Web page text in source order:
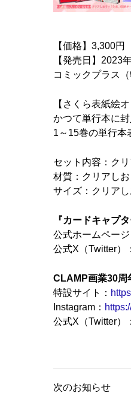
【価格】3,300円
【発売日】2023
コミックプラス（
【さくら表紙絵
かつて単行本に
1～15巻の単行本
セット内容：ク
材質：クリアし
サイズ：クリア
『カードキャプ
公式ホームページ
公式X（Twitter）：
CLAMP画業30周
特設サイト：
Instagram：
公式X（Twitter）：
次のお知らせ